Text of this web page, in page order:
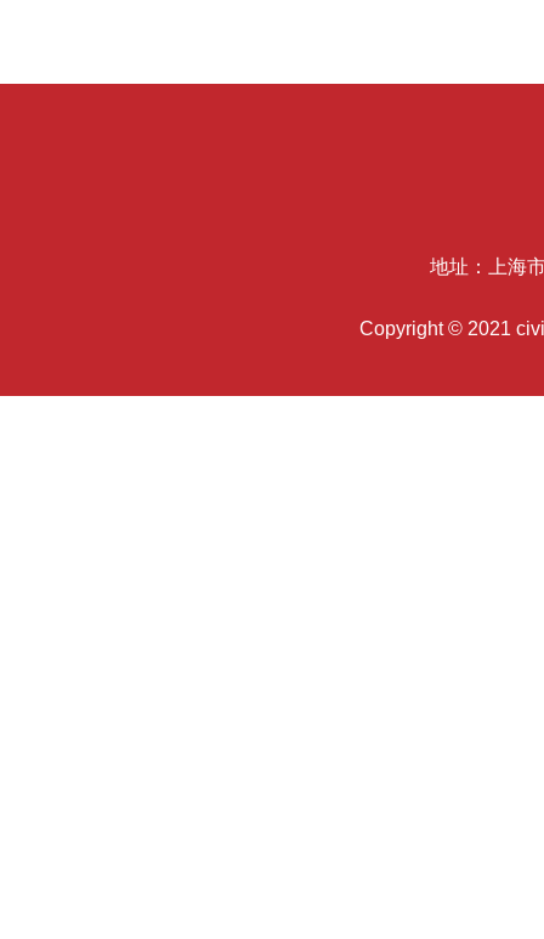
地址：上海
Copyright © 2021